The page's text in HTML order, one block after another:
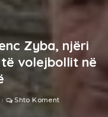
Zyba, njëri
volejbollit në
Shto Koment